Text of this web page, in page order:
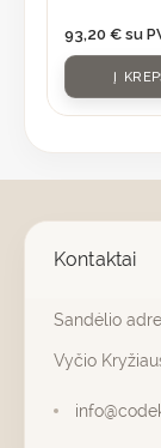
93,20 € su
Į
Kontaktai
Sandėlio
Vyčio